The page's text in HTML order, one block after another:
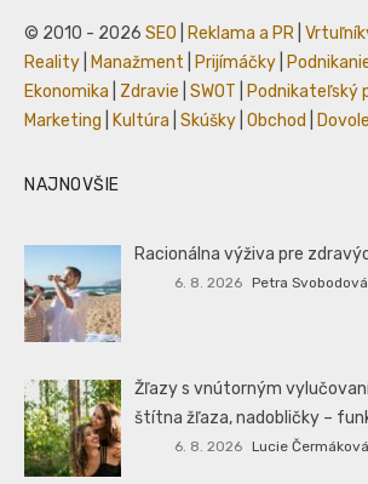
© 2010 - 2026 SEO Reklama a PR
Reality
Manažment Prijímáčky
Ekonomika
Zdravie SWOT Podnikateľský
Marketing
Kultúra Skúšky Obchod
NAJNOVŠIE
Racionálna výživa pre
6. 8. 2026 Petra Svobodová
Žľazy s vnútorným
štítna žľaza, nadobličky –
6. 8. 2026 Lucie Čermáková